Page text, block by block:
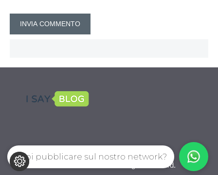
CalcioPro.com © 2026. All right reserverd.
Vuoi pubblicare sul nostro network?